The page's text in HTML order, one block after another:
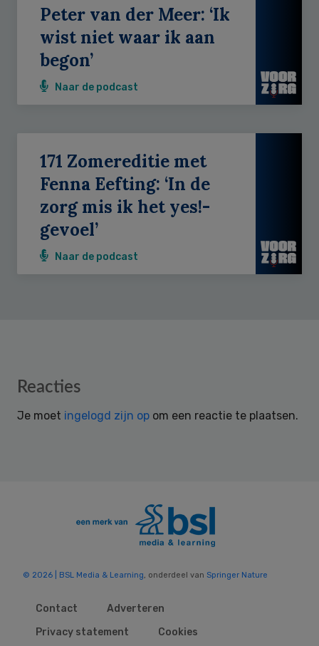
Peter van der Meer: ‘Ik
wist niet waar ik aan
begon’
Naar de podcast
171 Zomereditie met
Fenna Eefting: ‘In de
zorg mis ik het yes!-
gevoel’
Naar de podcast
Reader
Reacties
Je moet ingelogd zijn op om een reactie te plaatsen.
© 2026 | BSL Media & Learning, onderdeel van Springer Nature
Contact
Adverteren
Privacy statement
Cookies